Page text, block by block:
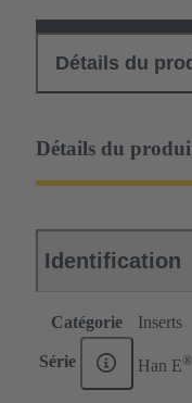
Détails du
Détails du
Identification
Catégorie Inserts
Série Han E®